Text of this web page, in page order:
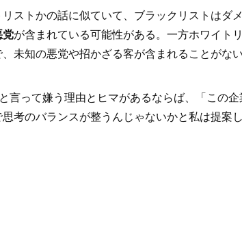
ストかの話に似ていて、ブラックリストはダ
党が含まれている可能性がある。一方ホワイト
未知の悪党や招かざる客が含まれることがな
言って嫌う理由とヒマがあるならば、「この
考のバランスが整うんじゃないかと私は提案し